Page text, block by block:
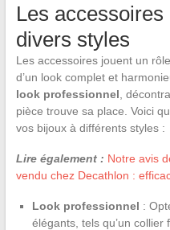
Les
divers styles
Les accessoires jouent un
d’un look complet et
look professionnel ,
pièce trouve sa place. Voici
vos bijoux à différents styles :
Lire également : Notre avis
vendu chez Decathlon :
Look professionnel :
élégants, tels qu’un collier